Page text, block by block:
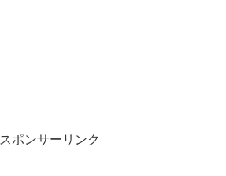
スポンサーリンク